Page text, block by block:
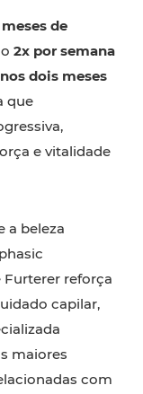
de
2x por semana
dois meses
que
e vitalidade
a beleza
Furterer reforça
capilar,
maiores
com